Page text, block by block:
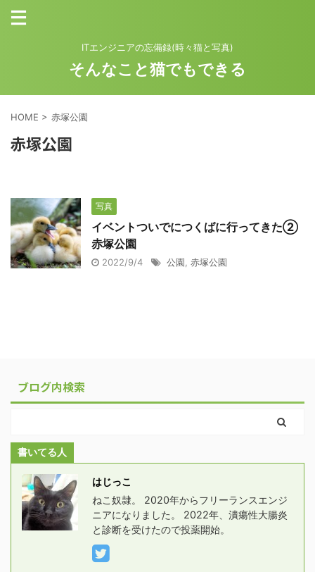
ITエンジニアの忘備録(時々猫と写真)
そんなこと猫でもできる
HOME > 赤塚公園
赤塚公園
写真
イベントついでにつくばに行ってきた②
赤塚公園
2022/9/4 公園 赤塚公園
ブログ内検索
書いてる人
はじっこ
ねこ奴隷。 2020年からフリーランスエンジ
ニアになりました。 2022年、潰瘍性大腸炎
と診断を受けたので投薬開始。